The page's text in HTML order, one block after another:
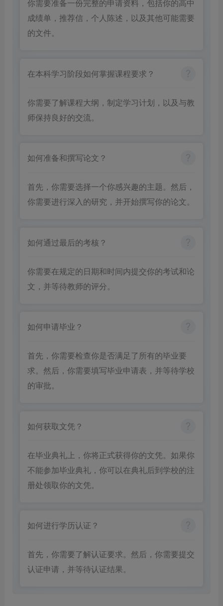
你需要准备一份完整的申请资料，包括你的高中
成绩单，推荐信，个人陈述，以及其他可能需要
的文件。
在本科学习阶段如何掌握课程要求？
你需要了解课程大纲，制定学习计划，以及与教
师保持良好的交流。
如何准备和撰写论文？
首先，你需要选择一个你感兴趣的主题。然后，
你需要进行深入的研究，并开始撰写你的论文。
如何通过最后的考核？
你需要在规定的日期和时间内提交你的考试和论
文，并等待教师的评分。
如何申请毕业？
首先，你需要检查你是否满足了所有的毕业要
求。然后，你需要填写毕业申请表，并等待学校
的审批。
如何获取文凭？
在毕业典礼上，你将正式获得你的文凭。如果你
不能参加毕业典礼，你可以在典礼后到学校的注
册处领取你的文凭。
如何进行学历认证？
首先，你需要了解认证要求。然后，你需要提交
认证申请，并等待认证结果。